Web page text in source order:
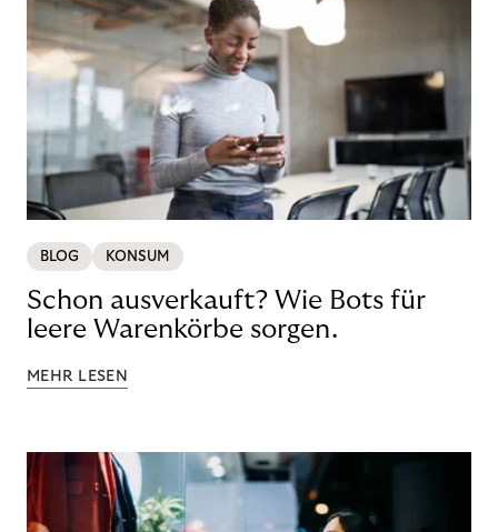
BLOG KONSUM
Schon ausverkauft? Wie Bots für
leere Warenkörbe sorgen.
MEHR LESEN